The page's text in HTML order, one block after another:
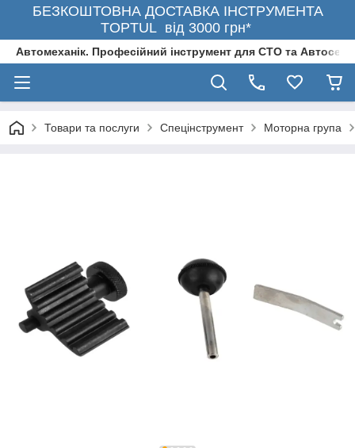
БЕЗКОШТОВНА ДОСТАВКА ІНСТРУМЕНТА
TOPTUL від 3000 грн*
Автомеханік. Професійний інструмент для СТО та
Товари та послуги Спецінструмент Моторна група